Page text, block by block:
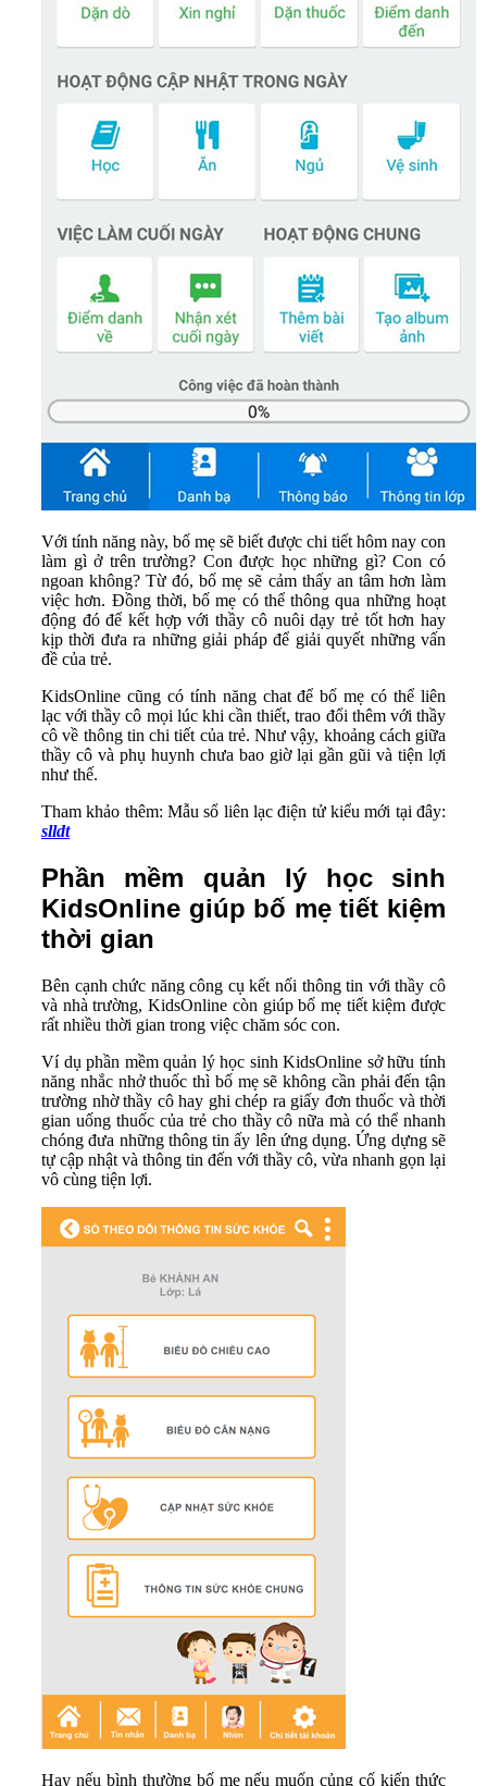
Với tính năng này, bố mẹ sẽ biết được chi tiết hôm nay con
làm gì ở trên trường? Con được học những gì? Con có
ngoan không? Từ đó, bố mẹ sẽ cảm thấy an tâm hơn làm
việc hơn. Đồng thời, bố mẹ có thể thông qua những hoạt
động đó để kết hợp với thầy cô nuôi dạy trẻ tốt hơn hay
kịp thời đưa ra những giải pháp để giải quyết những vấn
đề của trẻ.
KidsOnline cũng có tính năng chat để bố mẹ có thể liên
lạc với thầy cô mọi lúc khi cần thiết, trao đổi thêm với thầy
cô về thông tin chi tiết của trẻ. Như vậy, khoảng cách giữa
thầy cô và phụ huynh chưa bao giờ lại gần gũi và tiện lợi
như thế.
Tham khảo thêm: Mẫu sổ liên lạc điện tử kiểu mới tại đây:
slldt
Phần mềm quản lý học sinh
KidsOnline giúp bố mẹ tiết kiệm
thời gian
Bên cạnh chức năng công cụ kết nối thông tin với thầy cô
và nhà trường, KidsOnline còn giúp bố mẹ tiết kiệm được
rất nhiều thời gian trong việc chăm sóc con.
Ví dụ phần mềm quản lý học sinh KidsOnline sở hữu tính
năng nhắc nhở thuốc thì bố mẹ sẽ không cần phải đến tận
trường nhờ thầy cô hay ghi chép ra giấy đơn thuốc và thời
gian uống thuốc của trẻ cho thầy cô nữa mà có thể nhanh
chóng đưa những thông tin ấy lên ứng dụng. Ứng dựng sẽ
tự cập nhật và thông tin đến với thầy cô, vừa nhanh gọn lại
vô cùng tiện lợi.
Hay nếu bình thường bố mẹ nếu muốn củng cố kiến thức